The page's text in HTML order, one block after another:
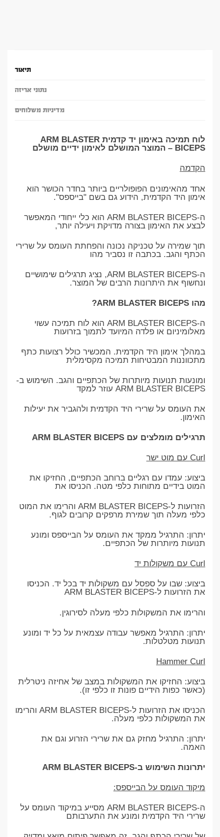
תיאור
נתוני אריזה
מדיניות משלוחים
לוח תמיכה באימון יד קדמית ARM BLASTER
BICEPS – המוצר המושלם לאימון ידיים מושלם
הקדמה
אחד מהאימונים הפופולריים ביותר בחדר הכושר הוא
אימון היד הקדמית, הידוע גם בשם "בייספס".
ה-ARM BLASTER BICEPS הוא כלי ייחודי המאפשר
לבצע את האימון בצורה מדויקת ויעילה יותר,
תוך שמירה על טכניקה נכונה והפחתת העומס על שרירי
הכתף והגב. בכתבה זו נסביר מהו
ה-ARM BLASTER BICEPS, נציג תרגילים שימושיים
ונחשוף את היתרונות הרבים של המוצר.
מהו ARM BLASTER BICEPS?
ה-ARM BLASTER BICEPS הוא לוח תמיכה עשוי
מאלומיניום או פלדה המיועד לתמוך בזרועות
במהלך אימון היד הקדמית. המכשיר כולל רצועות כתף
מתכווננות המבטיחות תמיכה מקסימלית
ומונעות תנועות מיותרות של הכתפיים והגב. השימוש ב-
ARM BLASTER BICEPS עוזר למקד
את העומס על שרירי היד הקדמית ולהגביר את יעילות
האימון.
תרגילים מומלצים עם ARM BLASTER BICEPS
Curl עם מוט ישר
ביצוע: עמדו עם רגליים ברוחב הכתפיים, החזיקו את
המוט בידיים מתוחות כלפי מטה. הכניסו את
הזרועות ל-ARM BLASTER BICEPS והרימו את המוט
כלפי מעלה תוך שמירת מרפקים קרובים לגוף.
יתרון: התרגיל ממקד את העומס על הבייספס ומונע
תנועות מיותרות של הכתפיים.
Curl עם משקולות יד
ביצוע: שבו על ספסל עם משקולות יד בכל יד. הכניסו
את הזרועות ל-ARM BLASTER BICEPS
והרימו את המשקולות כלפי מעלה לסירוגין.
יתרון: התרגיל מאפשר עבודה עצמאית על כל יד ומונע
תנועות מטלטלות.
Hammer Curl
ביצוע: החזיקו את המשקולות במצב של אחיזה ניטרלית
(כאשר כפות הידיים פונות זו כלפי זו).
הכניסו את הזרועות ל-ARM BLASTER BICEPS והרימו
את המשקולות כלפי מעלה.
יתרון: התרגיל מחזק גם את שרירי הזרוע וגם את
האמה.
יתרונות השימוש ב-ARM BLASTER BICEPS
מיקוד העומס על הבייספס:
ה-ARM BLASTER BICEPS מסייע במיקוד העומס על
שרירי היד הקדמית ומונע את התערבותם